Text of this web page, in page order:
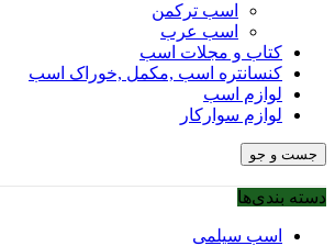
اسب ترکمن
اسب عرب
کتاب و مجلات اسب
کنسانتره اسب ,مکمل ,خوراک اسب
لوازم اسب
لوازم سوارکار
جست و جو
دسته بندی‌ها
اسب سیلمی